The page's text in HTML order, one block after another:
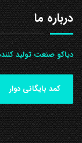
درباره ما
دیاکو صنعت تولید
کمد بایگانی دوار